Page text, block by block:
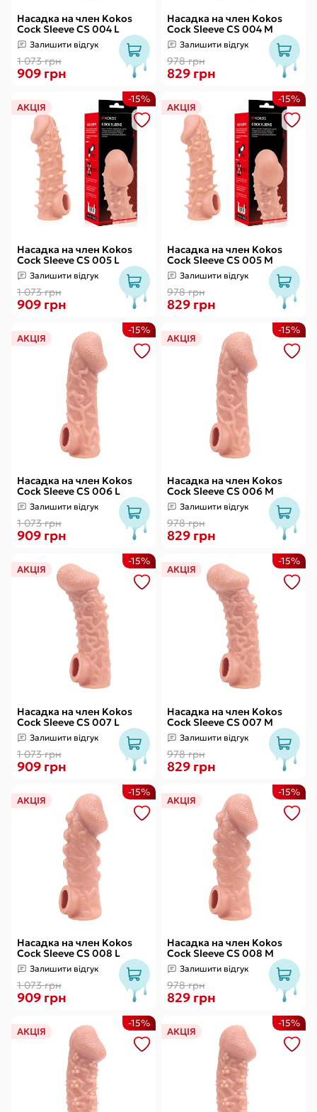
Насадка на член Kokos
Cock Sleeve CS 004 L
Залишити відгук
1 073 грн
909 грн
Насадка на член Kokos
Cock Sleeve CS 004 M
Залишити відгук
978 грн
829 грн
АКЦІЯ
Насадка на член Kokos
Cock Sleeve CS 005 L
Залишити відгук
1 073 грн
-15%
909 грн
АКЦІЯ
Насадка на член Kokos
Cock Sleeve CS 005 M
Залишити відгук
978 грн
-15%
829 грн
АКЦІЯ
Насадка на член Kokos
Cock Sleeve CS 006 L
Залишити відгук
1 073 грн
-15%
909 грн
АКЦІЯ
Насадка на член Kokos
Cock Sleeve CS 006 M
Залишити відгук
978 грн
-15%
829 грн
АКЦІЯ
Насадка на член Kokos
Cock Sleeve CS 007 L
Залишити відгук
1 073 грн
-15%
909 грн
АКЦІЯ
Насадка на член Kokos
Cock Sleeve CS 007 M
Залишити відгук
978 грн
-15%
829 грн
АКЦІЯ
Насадка на член Kokos
Cock Sleeve CS 008 L
Залишити відгук
1 073 грн
-15%
909 грн
АКЦІЯ
Насадка на член Kokos
Cock Sleeve CS 008 M
Залишити відгук
978 грн
-15%
829 грн
АКЦІЯ
-15%
АКЦІЯ
-15%